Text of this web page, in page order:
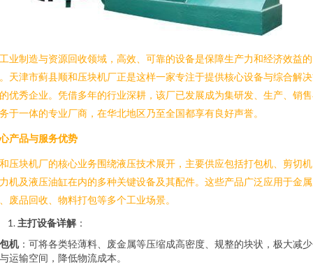
业制造与资源回收领域，高效、可靠的设备是保障生产力和经济效益
天津市蓟县顺和压块机厂正是这样一家专注于提供核心设备与综合解
优秀企业。凭借多年的行业深耕，该厂已发展成为集研发、生产、销
于一体的专业厂商，在华北地区乃至全国都享有良好声誉。
产品与服务优势
压块机厂的核心业务围绕液压技术展开，主要供应包括打包机、剪切
机及液压油缸在内的多种关键设备及其配件。这些产品广泛应用于金
废品回收、物料打包等多个工业场景。
主打设备详解：
机：可将各类轻薄料、废金属等压缩成高密度、规整的块状，极大减
运输空间，降低物流成本。